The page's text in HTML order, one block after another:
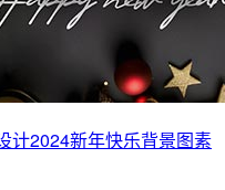
计2024新年快乐背景图素